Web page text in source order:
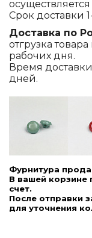
Срок доставки
Доставка по
отгрузка
рабочих дня.
Время
дней.
Фурнитура
В вашей корзине
счет.
После отправки
для уточнения